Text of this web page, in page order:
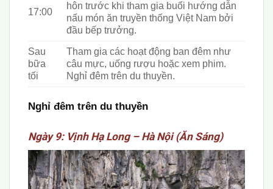
17:00
hôn trước khi tham gia buổi hướng dẫn
nấu món ăn truyền thống Việt Nam bởi
đầu bếp trưởng.
Sau
bữa
tối
Tham gia các hoạt động ban đêm như
câu mực, uống rượu hoặc xem phim.
Nghỉ đêm trên du thuyền.
Nghỉ đêm trên du thuyền
Ngày 9: Vịnh Hạ Long – Hà Nội (Ăn Sáng)